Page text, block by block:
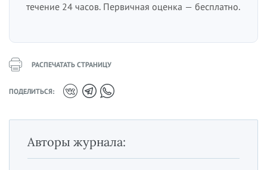
течение 24 часов. Первичная оценка — бесплатно.
РАСПЕЧАТАТЬ СТРАНИЦУ
ПОДЕЛИТЬСЯ:
Авторы журнала: